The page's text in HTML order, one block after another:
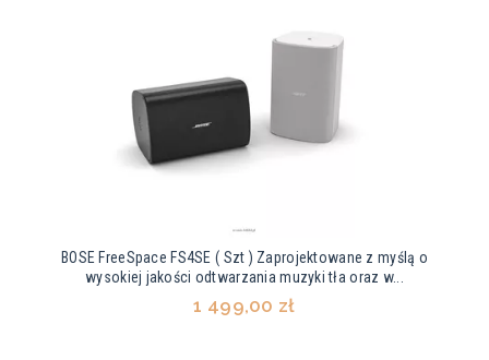
BOSE FreeSpace FS4SE ( Szt ) Zaprojektowane z myślą o
wysokiej jakości odtwarzania muzyki tła oraz w...
1 499,00 zł